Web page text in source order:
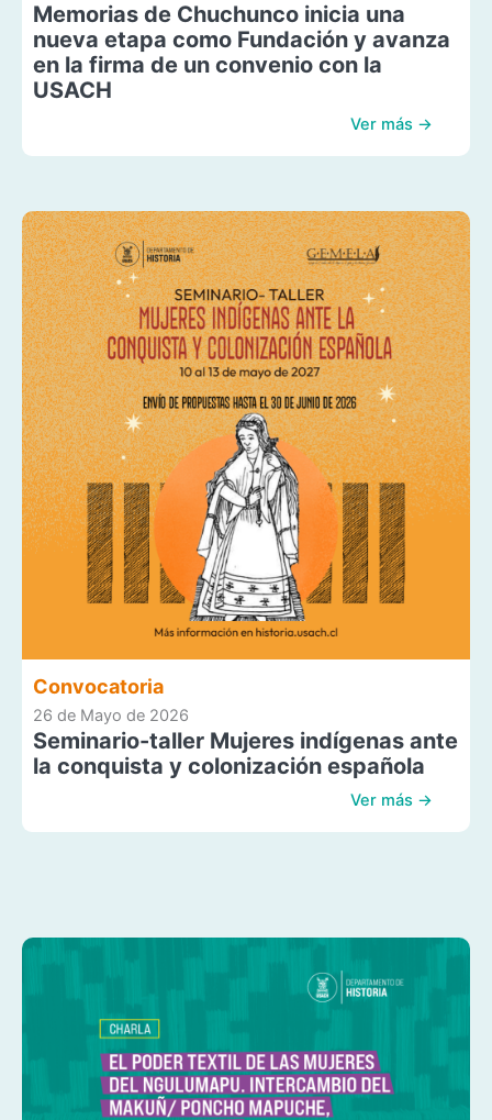
Memorias de Chuchunco inicia una
nueva etapa como Fundación y avanza
en la firma de un convenio con la
USACH
Ver más →
Convocatoria
26 de Mayo de 2026
Seminario-taller Mujeres indígenas ante
la conquista y colonización española
Ver más →